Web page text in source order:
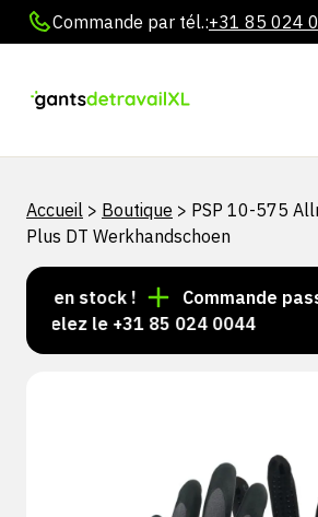
Commande par tél.:+31 85 024
Accueil > Boutique > PSP 10-575
Plus DT Werkhandschoen
en stock !
Commande
le +31 85 024 0044